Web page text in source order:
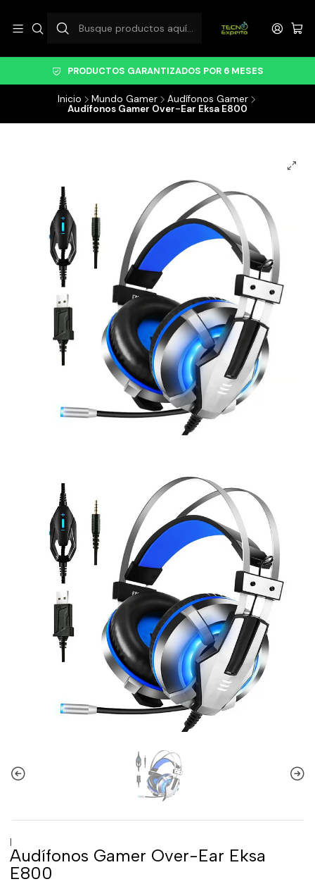
PRODUCTOS GARANTIZADOS POR 6 MESES
Inicio Mundo Gamer
Audífonos Gamer
Audífonos Gamer Over-Ear Eksa E800
|
Audífonos Gamer Over-Ear Eksa
E800